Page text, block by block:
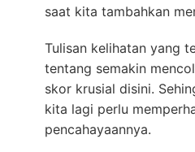
saat kita tambahkan
Tulisan kelihatan yang
tentang semakin
skor krusial disini.
kita lagi perlu
pencahayaannya.